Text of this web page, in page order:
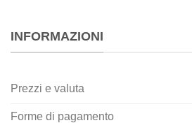
INFORMAZIONI
Prezzi e valuta
Forme di pagamento